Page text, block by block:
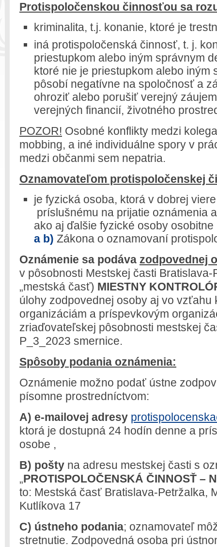
Protispoločenskou činnosťou sa
kriminalita, t.j. konanie, ktoré je
iná protispoločenská činnosť, t. j.
priestupkom alebo iným správnym
ktoré nie je priestupkom alebo iným
pôsobí negatívne na spoločnosť a
ohroziť alebo porušiť verejný
verejných financií, životného
POZOR! Osobné konflikty medzi
mobbing, a iné individuálne spory v
medzi občanmi sem nepatria.
Oznamovateľom protispoločenskej
je fyzická osoba, ktorá v dobrej
príslušnému na prijatie oznámenia
ako aj ďalšie fyzické osoby
a b) Zákona o oznamovaní
Oznámenie sa podáva zodpovednej
v pôsobnosti Mestskej časti
„mestská časť) MIESTNY
úlohy zodpovednej osoby aj vo vzťahu
organizáciám a príspevkovým
zriaďovateľskej pôsobnosti mestskej
P_3_2023 smernice.
Spôsoby podania oznámenia:
Oznámenie možno podať ústne
písomne prostredníctvom:
A) e-mailovej adresy
ktorá je dostupná 24 hodín denne a
osobe ,
B) pošty na adresu mestskej časti s
„PROTISPOLOČENSKÁ ČINNOSŤ –
to: Mestská časť Bratislava-Petržalka,
Kutlíkova 17
C) ústneho podania; oznamovateľ
stretnutie. Zodpovedná osoba pri